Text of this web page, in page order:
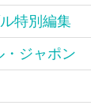
特別編集
・ジャポン